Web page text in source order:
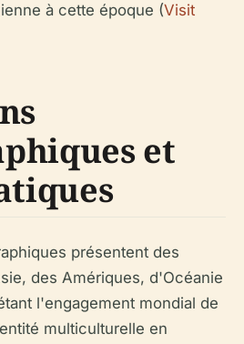
à cette époque (Visit
et
présentent des
des Amériques, d'Océanie
l'engagement mondial de
multiculturelle en